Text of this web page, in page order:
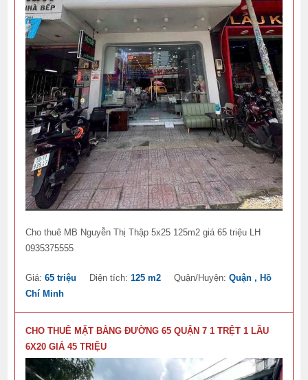
Cho thuê MB Nguyễn Thị Thập 5x25 125m2 giá 65 triệu LH
0935375555
Giá:65 triệu Diện tích:125 m2 Quận/Huyện:Quận , Hồ
Chí Minh
CHO THUÊ MẶT BẰNG ĐƯỜNG 65 QUẬN 7 1 TRỆT 1 LẦU
6X20 GIÁ 45 TRIỆU